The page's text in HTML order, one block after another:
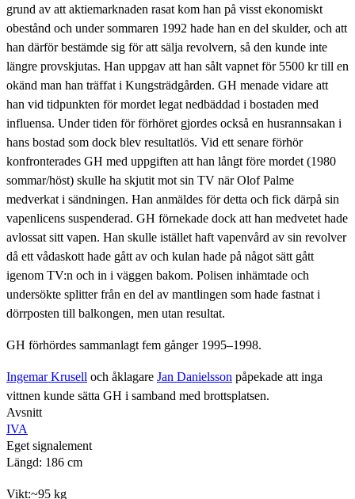
grund av att aktiemarknaden rasat kom han på visst ekonomiskt
obestånd och under sommaren 1992 hade han en del skulder, och att
han därför bestämde sig för att sälja revolvern, så den kunde inte
längre provskjutas. Han uppgav att han sålt vapnet för 5500 kr till en
okänd man han träffat i Kungsträdgården. GH menade vidare att
han vid tidpunkten för mordet legat nedbäddad i bostaden med
influensa. Under tiden för förhöret gjordes också en husrannsakan i
hans bostad som dock blev resultatlös. Vid ett senare förhör
konfronterades GH med uppgiften att han långt före mordet (1980
sommar/höst) skulle ha skjutit mot sin TV när Olof Palme
medverkat i sändningen. Han anmäldes för detta och fick därpå sin
vapenlicens suspenderad. GH förnekade dock att han medvetet hade
avlossat sitt vapen. Han skulle istället haft vapenvård av sin revolver
då ett vådaskott hade gått av och kulan hade på något sätt gått
igenom TV:n och in i väggen bakom. Polisen inhämtade och
undersökte splitter från en del av mantlingen som hade fastnat i
dörrposten till balkongen, men utan resultat.
GH förhördes sammanlagt fem gånger 1995–1998.
Ingemar Krusell och åklagare Jan Danielsson påpekade att inga
vittnen kunde sätta GH i samband med brottsplatsen.
Avsnitt
IVA
Eget signalement
Längd: 186 cm
Vikt:~95 kg